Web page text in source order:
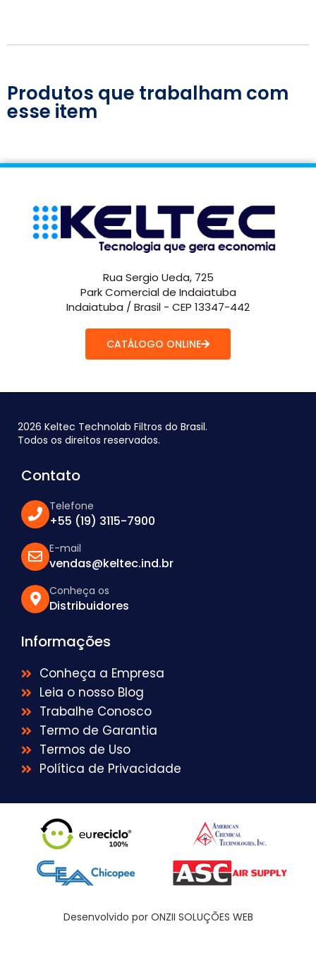
Produtos que trabalham com
esse item
Rua Sergio Ueda, 725
Park Comercial de Indaiatuba
Indaiatuba / Brasil - CEP 13347-442
CATÁLOGO ONLINE
2026 Keltec Technolab Filtros do Brasil.
Todos os direitos reservados.
Contato
Telefone
+55 (19) 3115-7900
E-mail
vendas@keltec.ind.br
Conheça os
Distribuidores
Informações
Conheça a Empresa
Leia o nosso Blog
Trabalhe Conosco
Termo de Garantia
Termos de Uso
Política de Privacidade
Desenvolvido por ONZII SOLUÇÕES WEB